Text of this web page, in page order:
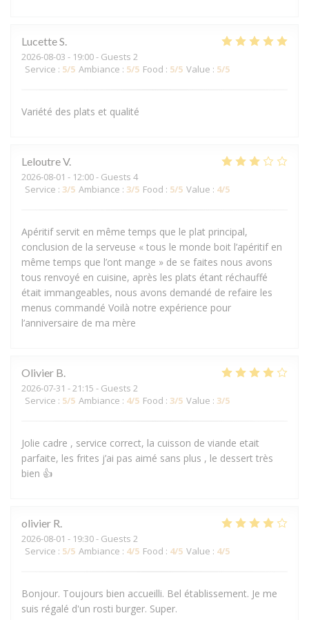
LucetteS
2026-08-03 - 19:00 - Guests 2
Service : 5/5 Ambiance : 5/5 Food : 5/5 Value : 5/5
Variété des plats et qualité
LeloutreV
2026-08-01 - 12:00 - Guests 4
Service : 3/5 Ambiance : 3/5 Food : 5/5 Value : 4/5
Apéritif servit en même temps que le plat principal,
conclusion de la serveuse « tous le monde boit l’apéritif en
même temps que l’ont mange » de se faites nous avons
tous renvoyé en cuisine, après les plats étant réchauffé
était immangeables, nous avons demandé de refaire les
menus commandé Voilà notre expérience pour
l’anniversaire de ma mère
Olivier B
2026-07-31 - 21:15 - Guests 2
Service : 5/5 Ambiance : 4/5 Food : 3/5 Value : 3/5
Jolie cadre , service correct, la cuisson de viande etait
parfaite, les frites j’ai pas aimé sans plus , le dessert très
bien 👍
olivier R
2026-08-01 - 19:30 - Guests 2
Service : 5/5 Ambiance : 4/5 Food : 4/5 Value : 4/5
Bonjour. Toujours bien accueilli. Bel établissement. Je me
suis régalé d'un rosti burger. Super.